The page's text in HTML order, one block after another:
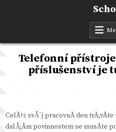
Telefonní
příslušenství je
CelÃ½ svÅ¯j pracovnÃ­ den
dalÅ¡Ã­m povinnostem se musÃ­te